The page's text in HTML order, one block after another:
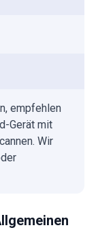
empfehlen
Gerät mit
Wir